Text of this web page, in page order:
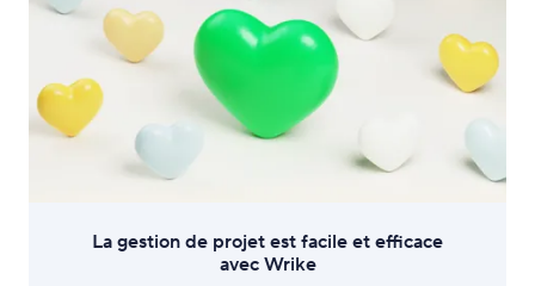
La gestion de projet est facile et efficace
avec Wrike